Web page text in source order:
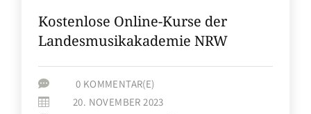
Kostenlose Online-Kurse der
Landesmusikakademie NRW
 0 KOMMENTAR(E)
 20. NOVEMBER 2023